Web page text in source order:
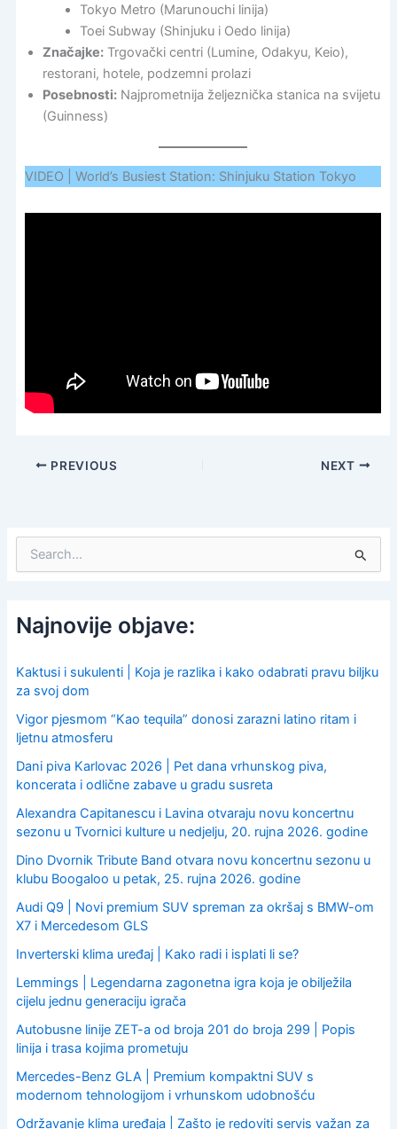
Tokyo Metro (Marunouchi linija)
Toei Subway (Shinjuku i Oedo linija)
Značajke:Trgovački centri (Lumine, Odakyu, Keio),
restorani, hotele, podzemni prolazi
Posebnosti:Najprometnija željeznička stanica na svijetu
(Guinness)
VIDEO | World’s Busiest Station: Shinjuku Station Tokyo
PREVIOUS NEXT
c
h
o
r
Najnovije objave:
Kaktusi i sukulenti | Koja je razlika i kako odabrati pravu biljku
za svoj dom
Vigor pjesmom “Kao tequila” donosi zarazni latino ritam i
ljetnu atmosferu
Dani piva Karlovac 2026 | Pet dana vrhunskog piva,
koncerata i odlične zabave u gradu susreta
Alexandra Capitanescu i Lavina otvaraju novu koncertnu
sezonu u Tvornici kulture u nedjelju, 20. rujna 2026. godine
Dino Dvornik Tribute Band otvara novu koncertnu sezonu u
klubu Boogaloo u petak, 25. rujna 2026. godine
Audi Q9 | Novi premium SUV spreman za okršaj s BMW-om
X7 i Mercedesom GLS
Inverterski klima uređaj | Kako radi i isplati li se?
Lemmings | Legendarna zagonetna igra koja je obilježila
cijelu jednu generaciju igrača
Autobusne linije ZET-a od broja 201 do broja 299 | Popis
linija i trasa kojima prometuju
Mercedes-Benz GLA | Premium kompaktni SUV s
modernom tehnologijom i vrhunskom udobnošću
Održavanje klima uređaja | Zašto je redoviti servis važan za